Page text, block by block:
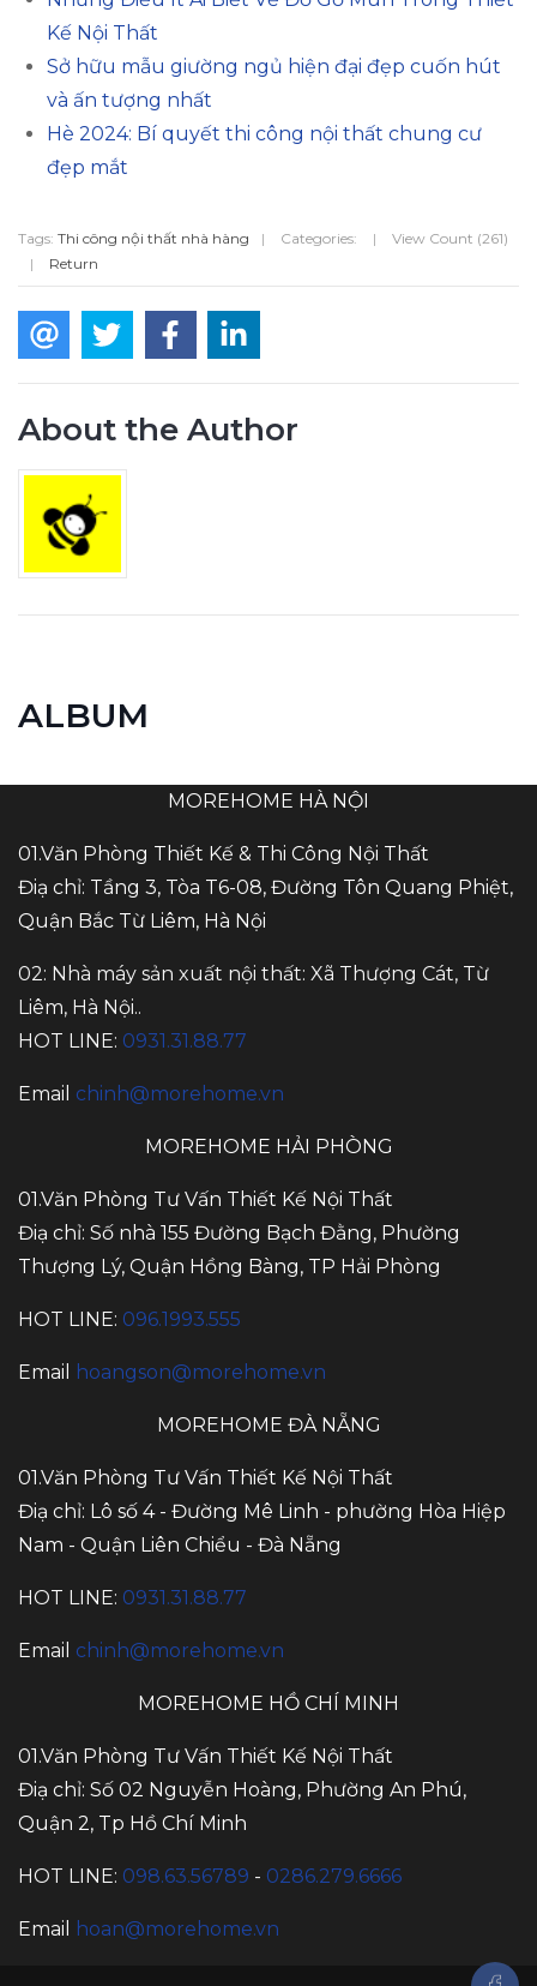
Kế Nội Thất
Sở hữu mẫu giường ngủ hiện đại đẹp cuốn hút
và ấn tượng nhất
Hè 2024: Bí quyết thi công nội thất chung cư
đẹp mắt
Tags: Thi công nội thất nhà hàng | Categories: |
View Count (261)
|
Return
About the Author
ALBUM
MOREHOME HÀ NỘI
01.Văn Phòng Thiết Kế & Thi Công Nội Thất
Điạ chỉ: Tầng 3, Tòa T6-08, Đường Tôn Quang Phiệt,
Quận Bắc Từ Liêm, Hà Nội
02: Nhà máy sản xuất nội thất: Xã Thượng Cát, Từ
Liêm, Hà Nội..
HOT LINE: 0931.31.88.77
Email chinh@morehome.vn
MOREHOME HẢI PHÒNG
01.Văn Phòng Tư Vấn Thiết Kế Nội Thất
Điạ chỉ: Số nhà 155 Đường Bạch Đằng, Phường
Thượng Lý, Quận Hồng Bàng, TP Hải Phòng
HOT LINE: 096.1993.555
Email hoangson@morehome.vn
MOREHOME ĐÀ NẴNG
01.Văn Phòng Tư Vấn Thiết Kế Nội Thất
Điạ chỉ: Lô số 4 - Đường Mê Linh - phường Hòa Hiệp
Nam - Quận Liên Chiểu - Đà Nẵng
HOT LINE: 0931.31.88.77
Email chinh@morehome.vn
MOREHOME HỒ CHÍ MINH
01.Văn Phòng Tư Vấn Thiết Kế Nội Thất
Điạ chỉ: Số 02 Nguyễn Hoàng, Phường An Phú,
Quận 2, Tp Hồ Chí Minh
HOT LINE: 098.63.56789 - 0286.279.6666
Email hoan@morehome.vn